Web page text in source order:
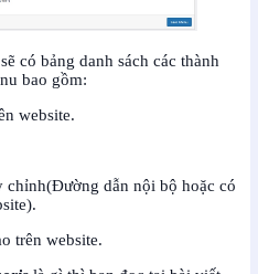
có bảng danh sách các thành
bao gồm:
website.
chỉnh(Đường dẫn nội bộ hoặc có
trên website.